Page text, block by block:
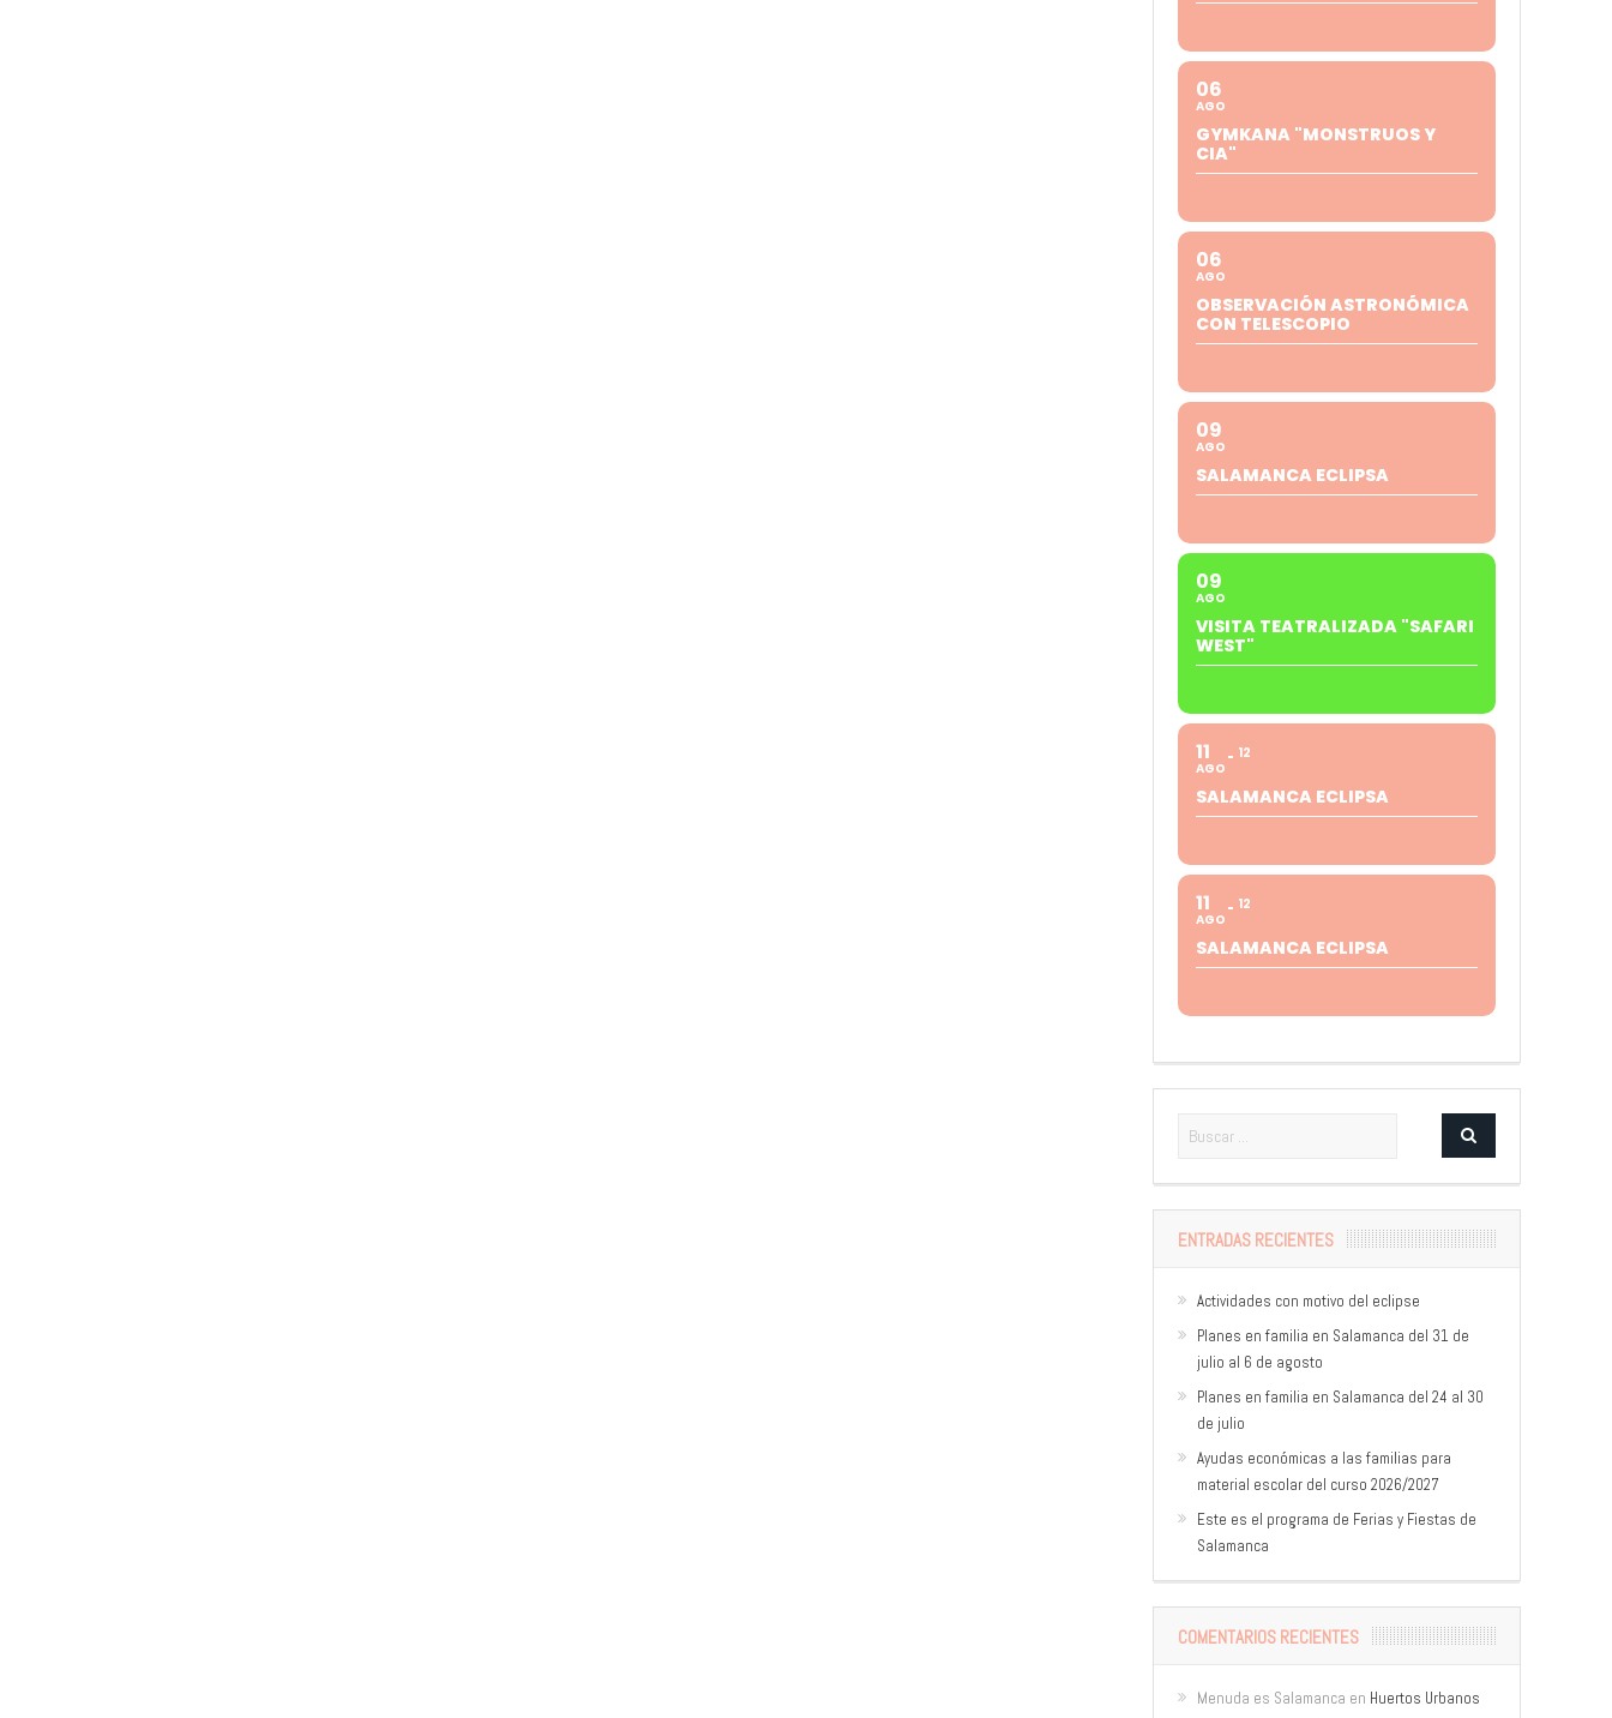
06
AGO
GYMKANA "MONSTRUOS Y
CIA"
06
AGO
OBSERVACIÓN ASTRONÓMICA
CON TELESCOPIO
09
AGO
SALAMANCA ECLIPSA
09
AGO
VISITA TEATRALIZADA "SAFARI
WEST"
11
AGO
12
SALAMANCA ECLIPSA
11
AGO
12
SALAMANCA ECLIPSA
ENTRADAS RECIENTES
Actividades con motivo del eclipse
Planes en familia en Salamanca del 31 de
julio al 6 de agosto
Planes en familia en Salamanca del 24 al 30
de julio
Ayudas económicas a las familias para
material escolar del curso 2026/2027
Este es el programa de Ferias y Fiestas de
Salamanca
COMENTARIOS RECIENTES
Menuda es Salamanca en Huertos Urbanos